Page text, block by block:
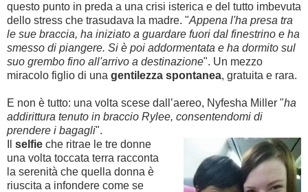
questo punto in preda a una crisi isterica e del tutto imbevuta
dello stress che trasudava la madre. "Appena l'ha presa tra
le sue braccia, ha iniziato a guardare fuori dal finestrino e ha
smesso di piangere. Si è poi addormentata e ha dormito sul
suo grembo fino all'arrivo a destinazione". Un mezzo
miracolo figlio di una gentilezza spontanea, gratuita e rara.
E non è tutto: una volta scese dall’aereo, Nyfesha Miller "ha
addirittura tenuto in braccio Rylee, consentendomi di
prendere i bagagli".
selfie che ritrae le tre donne
una volta toccata terra racconta
la serenità che quella donna è
riuscita a infondere come se